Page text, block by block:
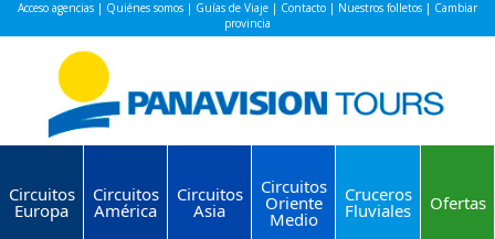
Acceso agencias | Quiénes somos | Guías de Viaje | Contacto | Nuestros folletos | Cambiar
provincia
Circuitos
Europa
Circuitos
América
Circuitos
Asia
Circuitos
Oriente
Medio
Cruceros
Fluviales Ofertas